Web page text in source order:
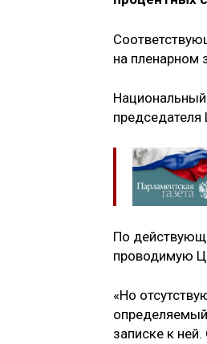
на пленарном
председателя
По
проводимую
«Но
записке к